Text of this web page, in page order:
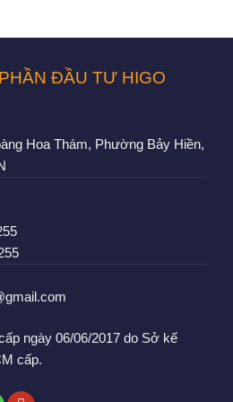
ĐẦU TƯ HIGO
Hoa Thám, Phường Bảy Hiền,
ngày 06/06/2017 do Sở kế
cấp.